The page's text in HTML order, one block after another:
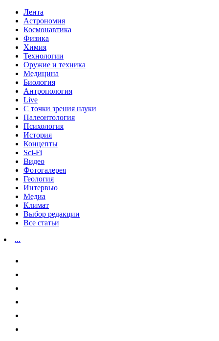
Лента
Астрономия
Космонавтика
Физика
Химия
Технологии
Оружие и техника
Медицина
Биология
Антропология
Live
С точки зрения науки
Палеонтология
Психология
История
Концепты
Sci-Fi
Видео
Фотогалерея
Геология
Интервью
Медиа
Климат
Выбор редакции
Все статьи
...